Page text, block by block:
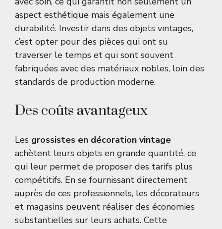
aspect esthétique mais également une
durabilité. Investir dans des objets vintages,
c’est opter pour des pièces qui ont su
traverser le temps et qui sont souvent
fabriquées avec des matériaux nobles, loin des
standards de production moderne.
Des coûts avantageux
Les grossistes en décoration vintage
achètent leurs objets en grande quantité, ce
qui leur permet de proposer des tarifs plus
compétitifs. En se fournissant directement
auprès de ces professionnels, les décorateurs
et magasins peuvent réaliser des économies
substantielles sur leurs achats. Cette